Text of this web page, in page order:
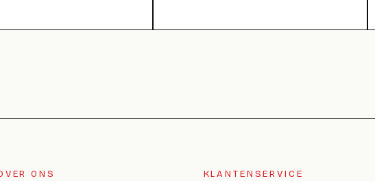
ONS KLANTENSERVICE